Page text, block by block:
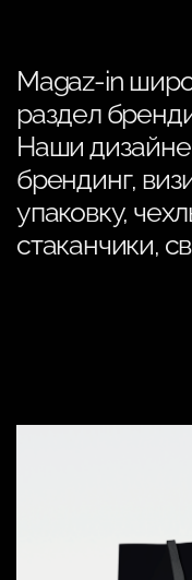
Magaz-in
раздел
Наши
брендинг,
упаковку,
стаканчики,